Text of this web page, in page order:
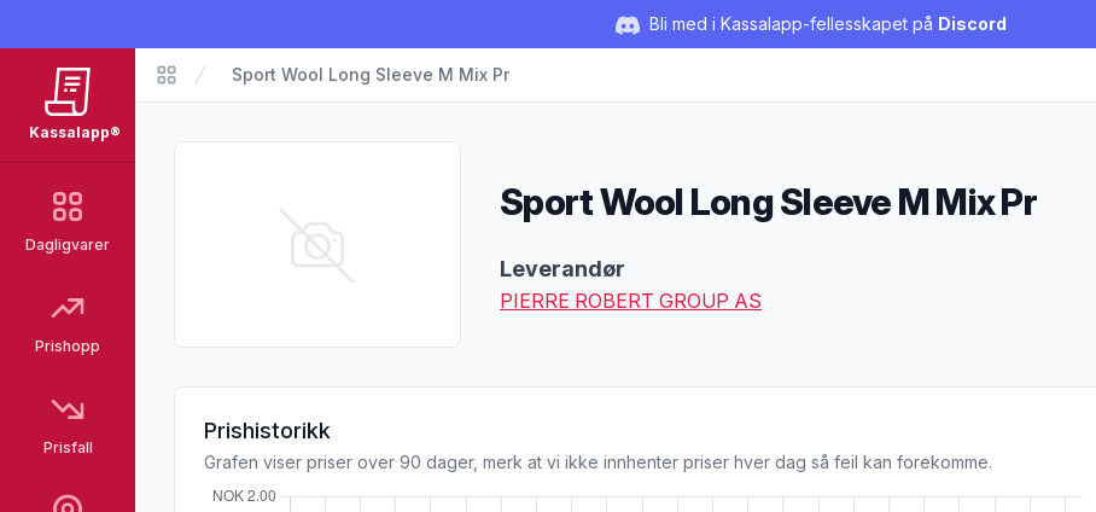
Bli med i Kassalapp-fellesskapet på Discord
Kassalapp®
Dagligvarer
Prishopp
Prisfall
Matvarer
Sport Wool Long Sleeve M Mix Pr
Sport Wool Long Sleeve M Mix Pr
Leverandør
PIERRE ROBERT GROUP AS
Prishistorikk
Grafen viser priser over 90 dager, merk at vi ikke innhenter priser hver dag så feil kan forekomme.